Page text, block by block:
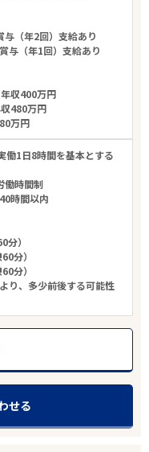
与（年2回）支給あり
与（年1回）支給あり
収400万円
480万円
万円
働1日8時間を基本とする
働時間制
時間以内
）
分）
分）
り、多少前後する可能性
せる